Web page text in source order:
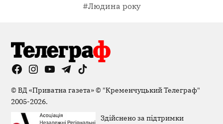
#Людина року
FacebookInstagram
YouTubeTelegramTikTok
©ВД «Приватна газета»© "Кременчуцький Телеграф"
2005-2026.
Здійснено за підтримки